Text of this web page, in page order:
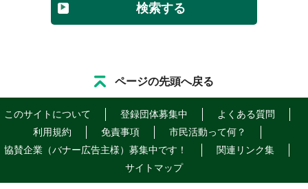
検索する
ページの先頭へ戻る
このサイトについて 登録団体募集中
よくある質問
利用規約
免責事項
市民活動って何？
協賛企業（バナー広告主様）募集中です！
関連リンク集
サイトマップ